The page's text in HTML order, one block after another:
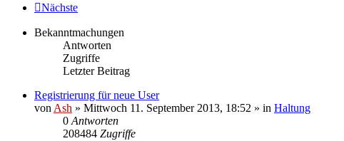
Nächste
Bekanntmachungen
Antworten
Zugriffe
Letzter Beitrag
Registrierung für neue User
von Ash » Mittwoch 11. September 2013, 18:52 » in Haltung
0 Antworten
208484 Zugriffe